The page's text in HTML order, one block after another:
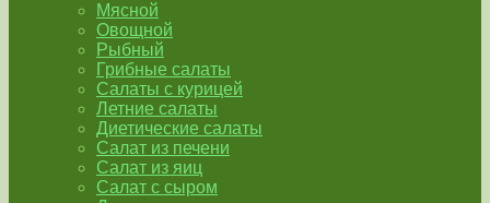
Мясной
Овощной
Рыбный
Грибные салаты
Салаты с курицей
Летние салаты
Диетические салаты
Салат из печени
Салат из яиц
Салат с сыром